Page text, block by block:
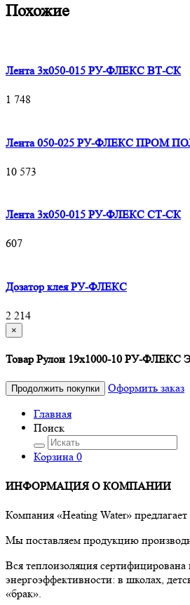
Похожие
Лента 3х050-015 РУ-ФЛЕКС ВТ-СК
1 748
Лента 050-025 РУ-ФЛЕКС ПРОМ
10 573
Лента 3х050-015 РУ-ФЛЕКС СТ-СК
607
Дозатор клея РУ-ФЛЕКС
2 214
×
Товар Рулон 19х1000-10 РУ-ФЛЕКС
Продолжить покупки
Оформить заказ
Главная
Поиск
Корзина 0
ИНФОРМАЦИЯ О КОМПАНИИ
Компания «Heating Water»
Мы поставляем продукцию
Вся теплоизоляция
энергоэффективности: в школах,
«брак».